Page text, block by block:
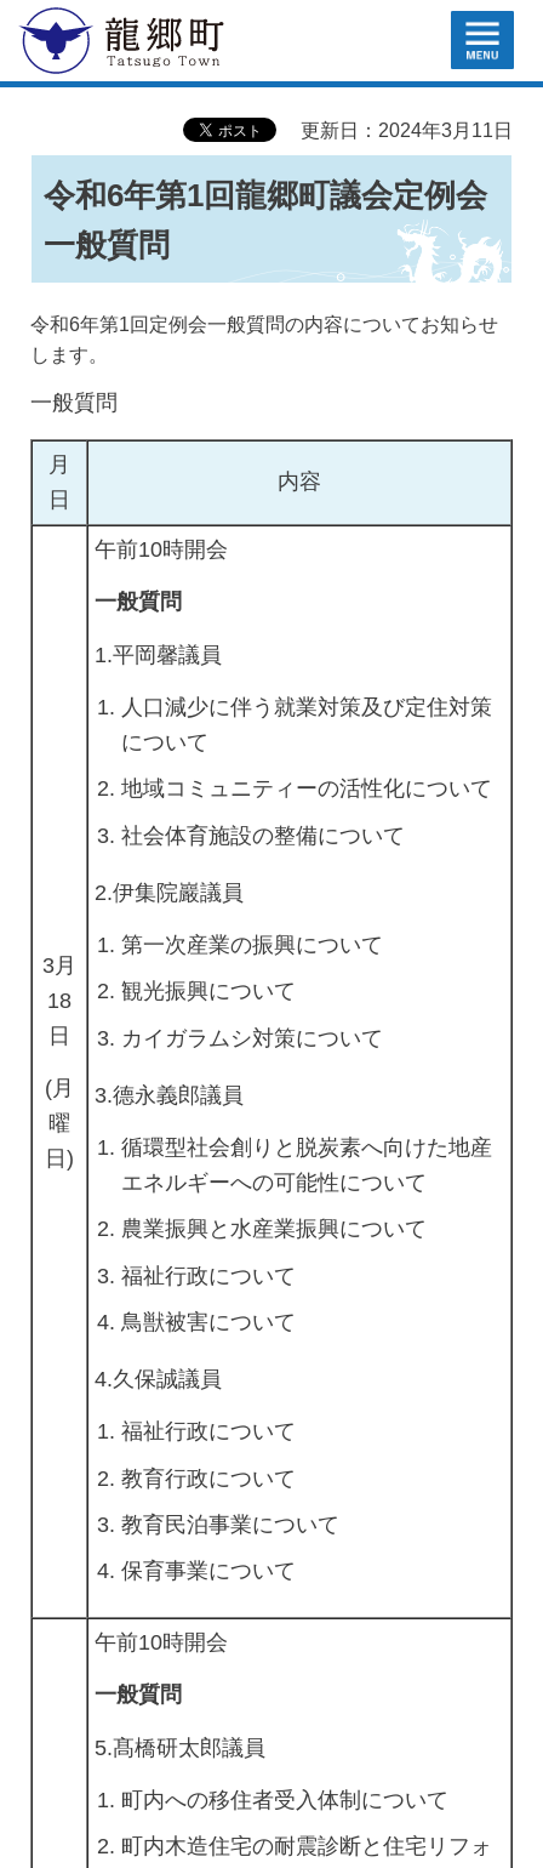
龍郷町 MENU
更新日：2024年3月11日
令和6年第1回龍郷町議会定例会
一般質問
令和6年第1回定例会一般質問の内容についてお知らせ
します。
一般質問
月
日
内容
3月
18
日
(月
曜
日)
午前10時開会
一般質問
1.平岡馨議員
人口減少に伴う就業対策及び定住対策
について
地域コミュニティーの活性化について
社会体育施設の整備について
2.伊集院巖議員
第一次産業の振興について
観光振興について
カイガラムシ対策について
3.德永義郎議員
循環型社会創りと脱炭素へ向けた地産
エネルギーへの可能性について
農業振興と水産業振興について
福祉行政について
鳥獣被害について
4.久保誠議員
福祉行政について
教育行政について
教育民泊事業について
保育事業について
午前10時開会
一般質問
5.髙橋研太郎議員
町内への移住者受入体制について
町内木造住宅の耐震診断と住宅リフォ